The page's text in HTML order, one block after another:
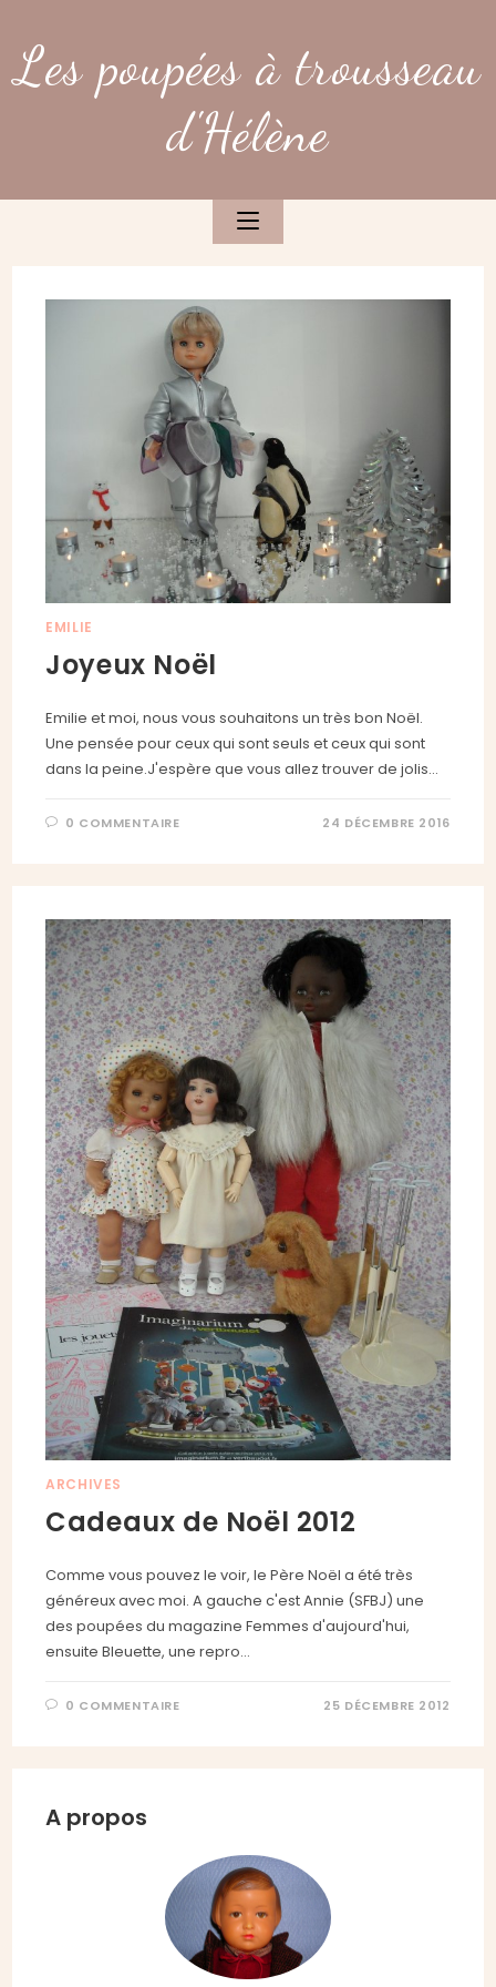
content
Les poupées à trousseau
d'Hélène
EMILIE
Joyeux Noël
Emilie et moi, nous vous souhaitons un très bon Noël.
Une pensée pour ceux qui sont seuls et ceux qui sont
dans la peine.J'espère que vous allez trouver de jolis…
0 COMMENTAIRE 24 DÉCEMBRE 2016
ARCHIVES
Cadeaux de Noël 2012
Comme vous pouvez le voir, le Père Noël a été très
généreux avec moi. A gauche c'est Annie (SFBJ) une
des poupées du magazine Femmes d'aujourd'hui,
ensuite Bleuette, une repro…
0 COMMENTAIRE 25 DÉCEMBRE 2012
A propos